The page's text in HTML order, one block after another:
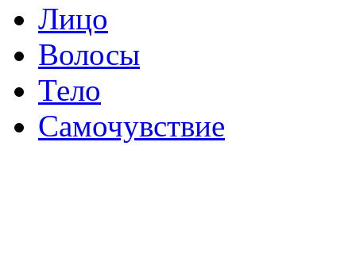
Лицо
Волосы
Тело
Самочувствие